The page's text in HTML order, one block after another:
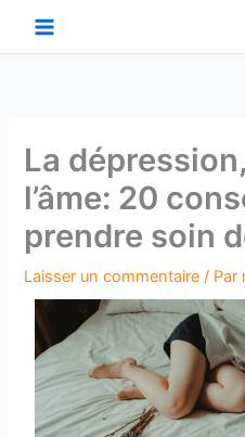
La
l’âme: 20
prendre soin
Laisser un commentaire / Par